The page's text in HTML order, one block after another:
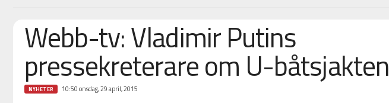
Webb-tv: Vladimir Putins
pressekreterare om U-båtsjakten
NYHETER 10:50 onsdag, 29 april, 2015